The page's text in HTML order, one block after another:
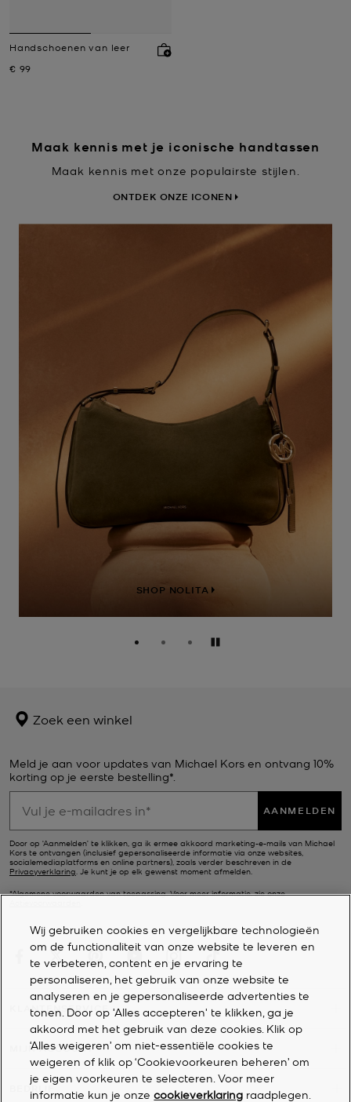
Handschoenen van leer
Nu
€ 99
Maak kennis met je iconische handtassen
Maak kennis met onze populairste stijlen.
ONTDEK ONZE ICONEN
SHOP NOLITA
Pauzeren
Zoek een winkel
Meld je aan voor updates van Michael Kors en ontvang 10%
korting op je eerste bestelling*.
AANMELDEN
Door op ‘Aanmelden’ te klikken, ga ik ermee akkoord marketing-e-mails van Michael
Kors te ontvangen (inclusief gepersonaliseerde informatie via onze websites,
socialemediaplatforms en online partners), zoals verder beschreven in de
Privacyverklaring . Je kunt je op elk gewenst moment afmelden.
*Algemene voorwaarden van toepassing. Voor meer informatie, zie onze
KLANTENSERVICE
MIJN ACCOUNT
BEDRIJF
Wij gebruiken cookies en vergelijkbare technologieën
om de functionaliteit van onze website te leveren en
te verbeteren, content en je ervaring te
personaliseren, het gebruik van onze website te
analyseren en je gepersonaliseerde advertenties te
tonen. Door op 'Alles accepteren' te klikken, ga je
akkoord met het gebruik van deze cookies. Klik op
‘Alles weigeren’ om niet-essentiële cookies te
weigeren of klik op ‘Cookievoorkeuren beheren’ om
je eigen voorkeuren te selecteren. Voor meer
informatie kun je onzecookieverklaring raadplegen.